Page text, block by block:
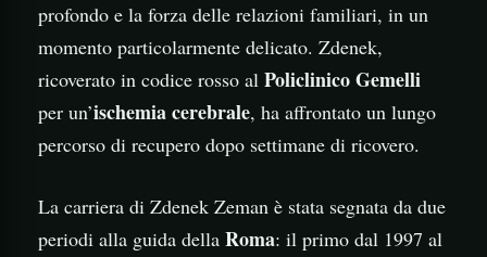
profondo e la forza delle relazioni familiari, in un
momento particolarmente delicato. Zdenek,
ricoverato in codice rosso al Policlinico Gemelli
per un’ischemia cerebrale, ha affrontato un lungo
percorso di recupero dopo settimane di ricovero.
La carriera di Zdenek Zeman è stata segnata da due
periodi alla guida della Roma: il primo dal 1997 al